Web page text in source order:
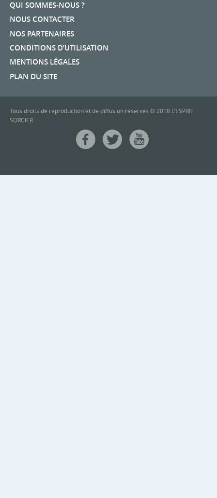
QUI SOMMES-NOUS ?
NOUS CONTACTER
NOS PARTENAIRES
CONDITIONS D’UTILISATION
MENTIONS LÉGALES
PLAN DU SITE
Tous droits de reproduction et de diffusion réservés © 2018 L'ESPRIT
SORCIER